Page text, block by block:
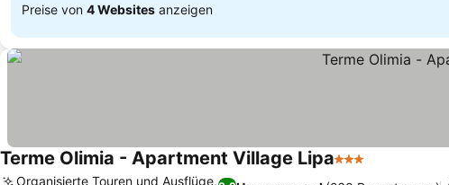
Preise von 4 Websites anzeigen
Terme Olimia - Apartment Village Lipa3 Sterne
Organisierte Touren und Ausflüge,